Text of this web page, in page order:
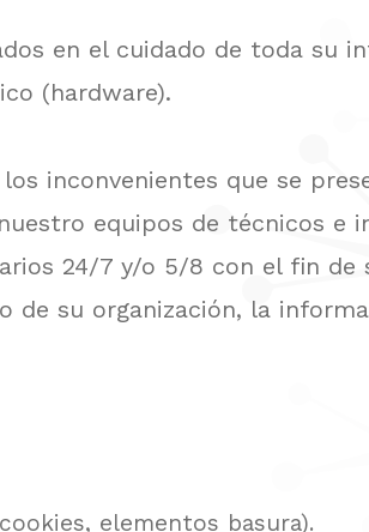
en el cuidado de toda su
(hardware).
inconvenientes que se
equipos de técnicos e
24/7 y/o 5/8 con el fin
de su organización, la
elementos basura).